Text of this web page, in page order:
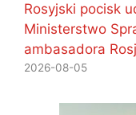
Rosyjski pocisk
Ministerstwo
ambasadora
2026-08-05